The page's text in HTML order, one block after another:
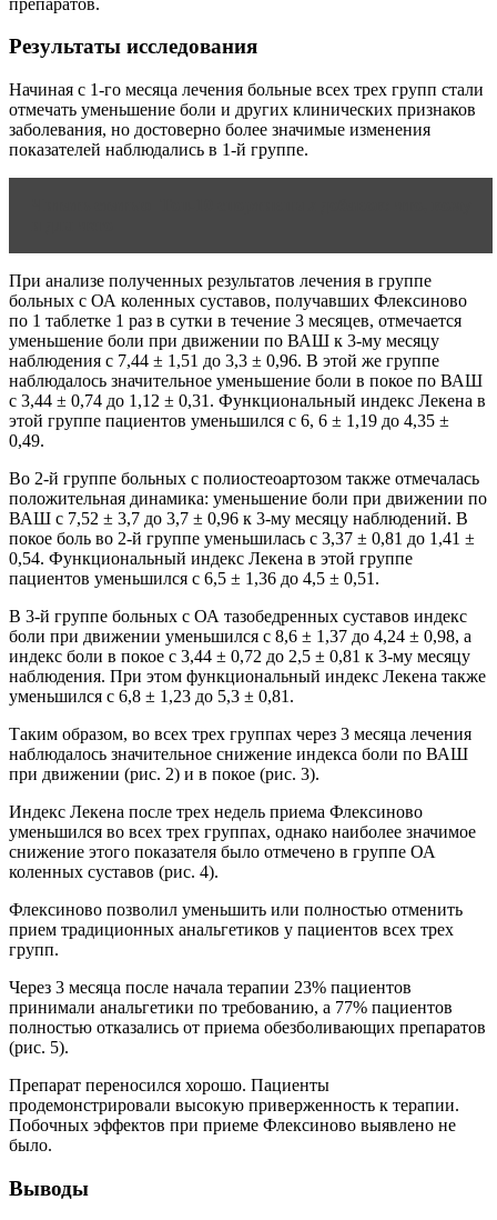
Результаты исследования
Начиная с 1-го месяца лечения больные всех трех групп стали
отмечать уменьшение боли и других клинических признаков
заболевания, но достоверно более значимые изменения
показателей наблюдались в 1-й группе.
При анализе полученных результатов лечения в группе
больных c ОА коленных суставов, получавших Флексиново
по 1 таблетке 1 раз в сутки в течение 3 месяцев, отмечается
уменьшение боли при движении по ВАШ к 3-му месяцу
наблюдения с 7,44 ± 1,51 до 3,3 ± 0,96. В этой же группе
наблюдалось значительное уменьшение боли в покое по ВАШ
с 3,44 ± 0,74 до 1,12 ± 0,31. Функциональный индекс Лекена в
этой группе пациентов уменьшился с 6, 6 ± 1,19 до 4,35 ±
0,49.
Во 2-й группе больных с полиостео­артозом также отмечалась
положительная динамика: уменьшение боли при движении по
ВАШ с 7,52 ± 3,7 до 3,7 ± 0,96 к 3-му месяцу наблюдений. В
покое боль во 2-й группе уменьшилась с 3,37 ± 0,81 до 1,41 ±
0,54. Функциональный индекс Лекена в этой группе
пациентов уменьшился с 6,5 ± 1,36 до 4,5 ± 0,51.
В 3-й группе больных с ОА тазобедренных суставов индекс
боли при движении уменьшился с 8,6 ± 1,37 до 4,24 ± 0,98, а
индекс боли в покое с 3,44 ± 0,72 до 2,5 ± 0,81 к 3-му месяцу
наблюдения. При этом функциональный индекс Лекена также
уменьшился с 6,8 ± 1,23 до 5,3 ± 0,81.
Таким образом, во всех трех группах через 3 месяца лечения
наблюдалось значительное снижение индекса боли по ВАШ
при движении (рис. 2) и в покое (рис. 3).
Индекс Лекена после трех недель приема Флексиново
уменьшился во всех трех группах, однако наиболее значимое
снижение этого показателя было отмечено в группе ОА
коленных суставов (рис. 4).
Флексиново позволил уменьшить или полностью отменить
прием традиционных анальгетиков у пациентов всех трех
групп.
Через 3 месяца после начала терапии 23% пациентов
принимали анальгетики по требованию, а 77% пациентов
полностью отказались от приема обез­боливающих препаратов
(рис. 5).
Препарат переносился хорошо. Пациенты
продемонстрировали высокую приверженность к терапии.
Побочных эффектов при приеме Флексиново выявлено не
было.
Выводы